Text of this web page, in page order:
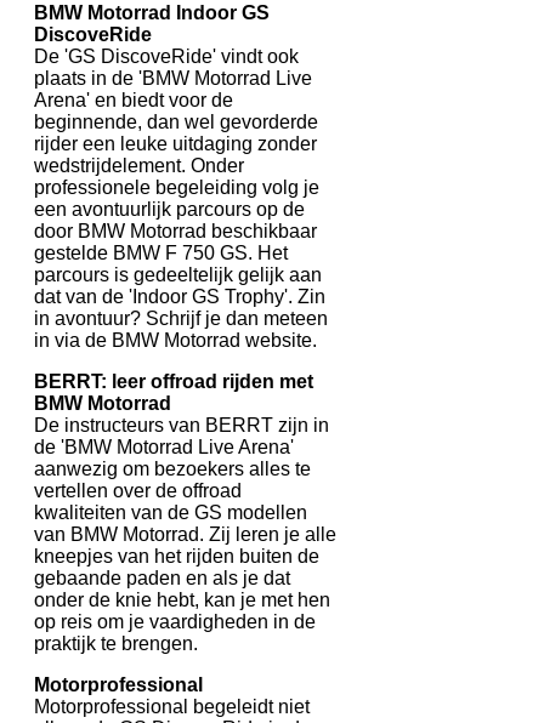
BMW Motorrad Indoor GS
DiscoveRide
De 'GS DiscoveRide' vindt ook
plaats in de 'BMW Motorrad Live
Arena' en biedt voor de
beginnende, dan wel gevorderde
rijder een leuke uitdaging zonder
wedstrijdelement. Onder
professionele begeleiding volg je
een avontuurlijk parcours op de
door BMW Motorrad beschikbaar
gestelde BMW F 750 GS. Het
parcours is gedeeltelijk gelijk aan
dat van de 'Indoor GS Trophy'. Zin
in avontuur? Schrijf je dan meteen
in via de BMW Motorrad website.
BERRT: leer offroad rijden met
BMW Motorrad
De instructeurs van BERRT zijn in
de 'BMW Motorrad Live Arena'
aanwezig om bezoekers alles te
vertellen over de offroad
kwaliteiten van de GS modellen
van BMW Motorrad. Zij leren je alle
kneepjes van het rijden buiten de
gebaande paden en als je dat
onder de knie hebt, kan je met hen
op reis om je vaardigheden in de
praktijk te brengen.
Motorprofessional
Motorprofessional begeleidt niet